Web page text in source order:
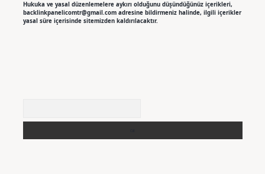
Hukuka ve yasal düzenlemelere aykırı olduğunu düşündüğünüz içerikleri,
backlinkpanelicomtr@gmail.comadresine bildirmeniz halinde, ilgili içerikler
yasal süre içerisinde sitemizden kaldırılacaktır.